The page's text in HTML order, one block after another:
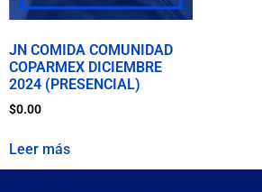
JN COMIDA COMUNIDAD
COPARMEX DICIEMBRE
2024 (PRESENCIAL)
$0.00
Leer más